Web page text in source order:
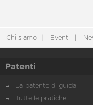
Chi siamo Eventi
Patenti
La patente di guida
Tutte le pratiche